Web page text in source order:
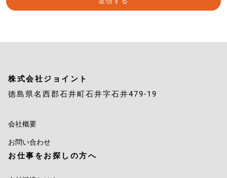
株式会社ジョイント
徳島県名西郡石井町石井字石井479-19
会社概要
お問い合わせ
お仕事をお探しの方へ